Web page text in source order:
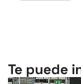
Te puede